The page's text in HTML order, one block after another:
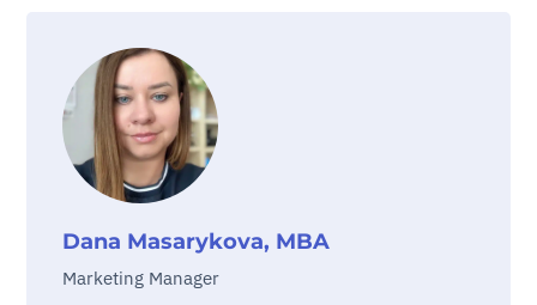
Dana Masarykova, MBA
Marketing Manager